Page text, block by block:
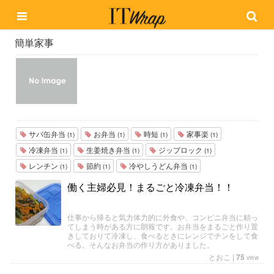
簡単家事
サバ缶弁当 (1) お弁当 (1) 時短 (1) 家事楽 (1)
冷凍弁当 (1) 生姜焼き弁当 (1) ジップロック (1)
レンチン (1) 節約 (1) 冷やしうどん弁当 (1)
働く主婦必見！まるごと冷凍弁当！！
仕事から帰ると気力体力的に外食や、コンビニ弁当に頼っ
てしまう時がある方に朗報です。お弁当をまるごと作り置
きしておりて冷凍し、食べるときにレンジでチンをして食
べる。そんなお弁当の作り方がありました。
とおこ | 75 view